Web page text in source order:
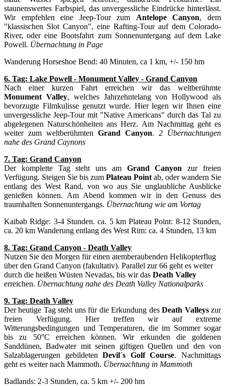
staunenswertes Farbspiel, das unvergessliche Eindrücke hinterlässt.
Wir empfehlen eine Jeep-Tour zum Antelope Canyon, dem
"klassischen Slot Canyon", eine Rafting-Tour auf dem Colorado-
River, oder eine Bootsfahrt zum Sonnenuntergang auf dem Lake
Powell. Übernachtung in Page
Wanderung Horseshoe Bend: 40 Minuten, ca 1 km, +/- 150 hm
6. Tag: Lake Powell - Monument Valley - Grand Canyon
Nach einer kurzen Fahrt erreichen wir das weltberühmte
Monument Valley, welches Jahrzehntelang von Hollywood als
bevorzugte Filmkulisse genutzt wurde. Hier legen wir Ihnen eine
unvergessliche Jeep-Tour mit "Native Americans" durch das Tal zu
abgelegenen Naturschönheiten ans Herz. Am Nachmittag geht es
weiter zum weltberühmten Grand Canyon. 2 Übernachtungen
nahe des Grand Caynons
7. Tag: Grand Canyon
Der komplette Tag steht uns am Grand Canyon zur freien
Verfügung. Steigen Sie bis zum Plateau Point ab, oder wandern Sie
entlang des West Rand, von wo aus Sie unglaubliche Ausblicke
genießen können. Am Abend kommen wir in den Genuss des
traumhaften Sonnenuntergangs. Übernachtung wie am Vortag
Kaibab Ridge: 3-4 Stunden. ca. 5 km Plateau Point: 8-12 Stunden,
ca. 20 km Wanderung entlang des West Rim: ca. 4 Stunden, 13 km
8. Tag: Grand Canyon - Death Valley
Nutzen Sie den Morgen für einen atemberaubenden Helikopterflug
über den Grand Canyon (fakultativ). Parallel zur 66 geht es weiter
durch die heißen Wüsten Nevadas, bis wir das Death Valley
erreichen. Übernachtung nahe des Death Valley Nationalparks
9. Tag: Death Valley
Der heutige Tag steht uns für die Erkundung desDeath Valleyszur
freien Verfügung. Hier treffen wir auf extreme
Witterungsbedingungen und Temperaturen, die im Sommer sogar
bis zu 50°C erreichen können. Wir erkunden die goldenen
Sanddünen, Badwater mit seinen giftigen Quellen und den von
Salzablagerungen gebildeten Devil´s Golf Course. Nachmittags
geht es weiter nach Mammoth. Übernachtung in Mammoth
Badlands: 2-3 Stunden, ca. 5 km +/- 200 hm